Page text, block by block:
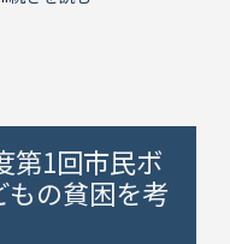
第1回市民ボ
もの貧困を考